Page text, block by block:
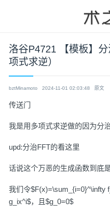
洛谷P4721 【模板】
项式求逆）
bztMinamoto 2024-11-01 02:03:48 原文
传送门
我是用多项式求逆做的因为
upd:分治FFT的看这里
话说这个万恶的生成函数到
我们令$F(x)=\sum_{i=0}^\infty
g_ix^i$，且$g_0=0$